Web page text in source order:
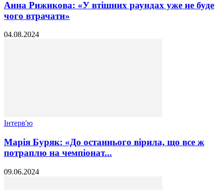
Анна Рижикова: «У втішних раундах уже не буде
чого втрачати»
04.08.2024
Інтерв'ю
Марія Буряк: «До останнього вірила, що все ж
потраплю на чемпіонат...
09.06.2024